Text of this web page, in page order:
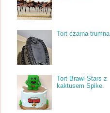
Tort czarna trumna
Tort Brawl Stars z
kaktusem Spike.